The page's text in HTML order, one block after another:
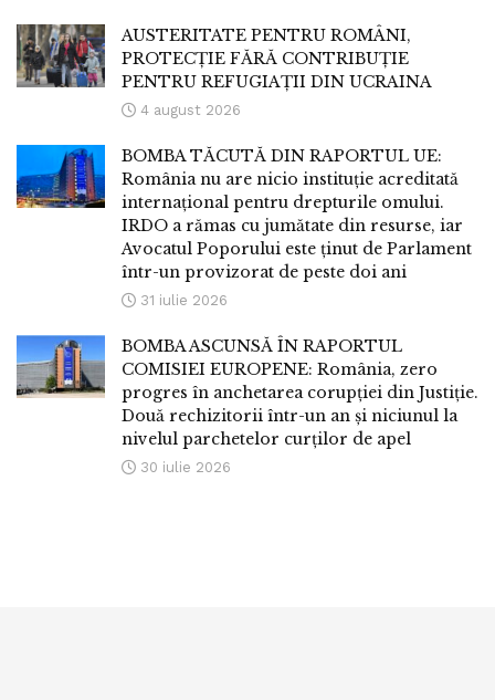
AUSTERITATE PENTRU ROMÂNI,
PROTECȚIE FĂRĂ CONTRIBUȚIE
PENTRU REFUGIAȚII DIN UCRAINA
4 august 2026
BOMBA TĂCUTĂ DIN RAPORTUL UE:
România nu are nicio instituție acreditată
internațional pentru drepturile omului.
IRDO a rămas cu jumătate din resurse, iar
Avocatul Poporului este ținut de Parlament
într-un provizorat de peste doi ani
31 iulie 2026
BOMBA ASCUNSĂ ÎN RAPORTUL
COMISIEI EUROPENE: România, zero
progres în anchetarea corupției din Justiție.
Două rechizitorii într-un an și niciunul la
nivelul parchetelor curților de apel
30 iulie 2026